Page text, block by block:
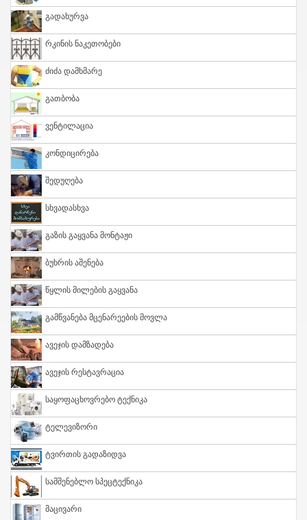
Გადახურვა
Რკინის Ნაკეთობები
Ძიძა Დამხმარე
Გათბობა
Ვენტილაცია
Კონდიცირება
Შედუღება
Სხვადასხვა
Გაზის Გაყვანა Მონტაჟი
Ბუხრის Აშენება
Წყლის Მილების Გაყვანა
Გამწვანება Მცენარეების Მოვლა
Ავეჯის Დამზადება
Ავეჯის Რესტავრაცია
Საყოფაცხოვრებო Ტექნიკა
Ტელევიზორი
Ტვირთის Გადაზიდვა
Სამშენებლო Სპეცტექნიკა
Მაცივარი